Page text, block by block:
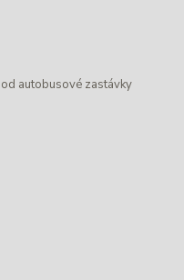
autobusové zastávky